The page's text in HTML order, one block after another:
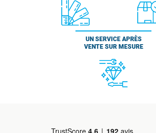
UN SERVICE APRÈS
VENTE SUR MESURE